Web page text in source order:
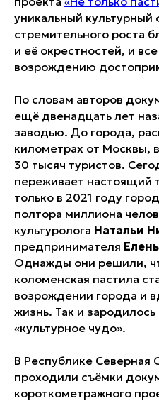
уникальный
стремительного роста
и её окрестностей, и
возрождению
По словам авторов
ещё двенадцать лет
заводью. До города,
километрах от Москвы,
30 тысяч туристов.
переживает настоящий
только в 2021 году
полтора миллиона
культуролога Натальи
предпринимателя
Однажды они решили,
коломенская пастила
возрождении города и
жизнь. Так и
«культурное чудо».
В Республике Северная
проходили съёмки
короткометражного